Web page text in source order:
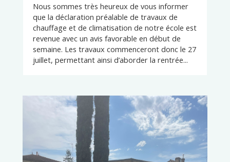
Nous sommes très heureux de vous informer
que la déclaration préalable de travaux de
chauffage et de climatisation de notre école est
revenue avec un avis favorable en début de
semaine. Les travaux commenceront donc le 27
juillet, permettant ainsi d’aborder la rentrée...